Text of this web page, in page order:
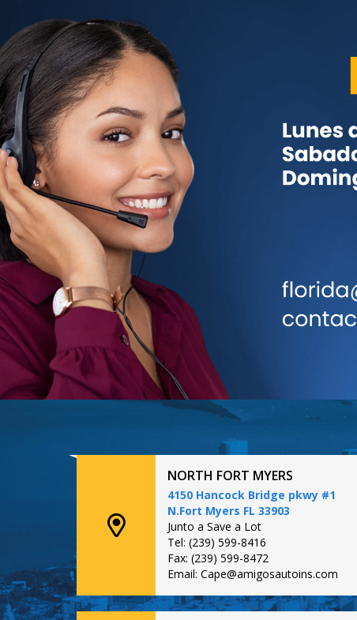
NORTH FORT MYERS
4150 Hancock Bridge pkwy #1
N.Fort Myers FL 33903
Junto a Save a Lot
Tel: (239) 599-8416
Fax: (239) 599-8472
Email: Cape@amigosautoins.com